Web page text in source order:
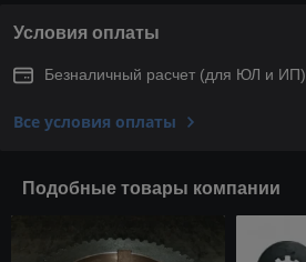
Условия оплаты
Безналичный расчет (для ЮЛ и ИП)
Все условия оплаты
Подобные товары компании